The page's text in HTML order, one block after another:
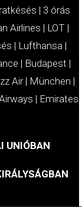
| 3 órás
Airlines | LOT|
| Lufthansa|
| Budapest |
Air| München |
| Emirates
UNIÓBAN